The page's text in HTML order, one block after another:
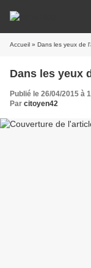
Accueil » Dans les yeux de
Dans les yeux
Publié le 26/04/2015 à
Par citoyen42